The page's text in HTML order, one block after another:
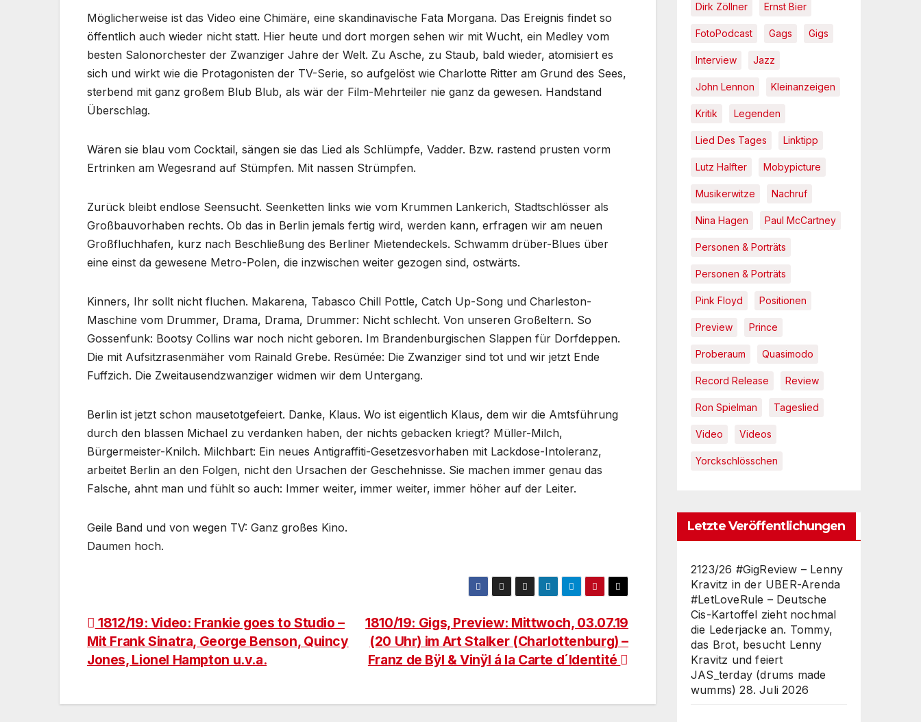
Möglicherweise ist das Video eine Chimäre, eine skandinavische Fata Morgana. Das Ereignis findet so
öffentlich auch wieder nicht statt. Hier heute und dort morgen sehen wir mit Wucht, ein Medley vom
besten Salonorchester der Zwanziger Jahre der Welt. Zu Asche, zu Staub, bald wieder, atomisiert es
sich und wirkt wie die Protagonisten der TV-Serie, so aufgelöst wie Charlotte Ritter am Grund des Sees,
sterbend mit ganz großem Blub Blub, als wär der Film-Mehrteiler nie ganz da gewesen. Handstand
Überschlag.
Wären sie blau vom Cocktail, sängen sie das Lied als Schlümpfe, Vadder. Bzw. rastend prusten vorm
Ertrinken am Wegesrand auf Stümpfen. Mit nassen Strümpfen.
Zurück bleibt endlose Seensucht. Seenketten links wie vom Krummen Lankerich, Stadtschlösser als
Großbauvorhaben rechts. Ob das in Berlin jemals fertig wird, werden kann, erfragen wir am neuen
Großfluchhafen, kurz nach Beschließung des Berliner Mietendeckels. Schwamm drüber-Blues über
eine einst da gewesene Metro-Polen, die inzwischen weiter gezogen sind, ostwärts.
Kinners, Ihr sollt nicht fluchen. Makarena, Tabasco Chill Pottle, Catch Up-Song und Charleston-
Maschine vom Drummer, Drama, Drama, Drummer: Nicht schlecht. Von unseren Großeltern. So
Gossenfunk: Bootsy Collins war noch nicht geboren. Im Brandenburgischen Slappen für Dorfdeppen.
Die mit Aufsitzrasenmäher vom Rainald Grebe. Resümée: Die Zwanziger sind tot und wir jetzt Ende
Fuffzich. Die Zweitausendzwanziger widmen wir dem Untergang.
Berlin ist jetzt schon mausetotgefeiert. Danke, Klaus. Wo ist eigentlich Klaus, dem wir die Amtsführung
durch den blassen Michael zu verdanken haben, der nichts gebacken kriegt? Müller-Milch,
Bürgermeister-Knilch. Milchbart: Ein neues Antigraffiti-Gesetzesvorhaben mit Lackdose-Intoleranz,
arbeitet Berlin an den Folgen, nicht den Ursachen der Geschehnisse. Sie machen immer genau das
Falsche, ahnt man und fühlt so auch: Immer weiter, immer weiter, immer höher auf der Leiter.
Geile Band und von wegen TV: Ganz großes Kino.
Daumen hoch.
Beitragsnavigation
1810/19: Gigs, Preview: Mittwoch, 03.07.19
(20 Uhr) im Art Stalker (Charlottenburg) –
Franz de Bÿl & Vinÿl á la Carte d´Identité
1812/19: Video: Frankie goes to Studio –
Mit Frank Sinatra, George Benson, Quincy
Jones, Lionel Hampton u.v.a.
Dirk Zöllner Ernst Bier
FotoPodcast Gags Gigs
Interview Jazz
John Lennon Kleinanzeigen
Kritik Legenden
Lied Des Tages Linktipp
Lutz Halfter Mobypicture
Musikerwitze Nachruf
Nina Hagen Paul McCartney
Personen & Porträts
Personen & Porträts
Pink Floyd Positionen
Preview Prince
Proberaum Quasimodo
Record Release Review
Ron Spielman Tageslied
Video Videos
Yorckschlösschen
Letzte Veröffentlichungen
2123/26 #GigReview – Lenny
Kravitz in der UBER-Arenda
#LetLoveRule – Deutsche
Cis-Kartoffel zieht nochmal
die Lederjacke an. Tommy,
das Brot, besucht Lenny
Kravitz und feiert
JAS_terday (drums made
wumms) 28. Juli 2026